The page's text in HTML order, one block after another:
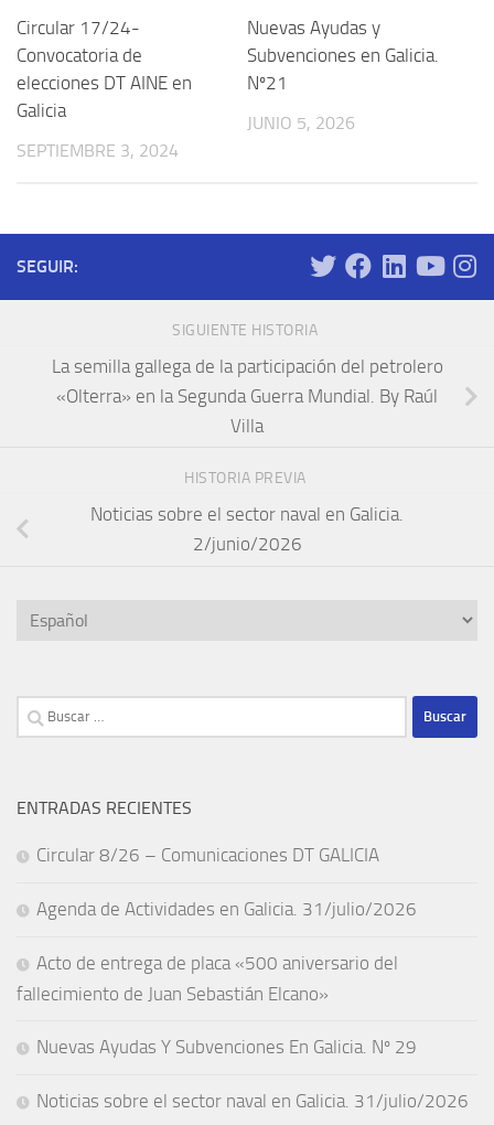
Circular 17/24-
Convocatoria de
elecciones DT AINE en
Galicia
SEPTIEMBRE 3, 2024
Nuevas Ayudas y
Subvenciones en Galicia.
Nº21
JUNIO 5, 2026
SEGUIR:
SIGUIENTE HISTORIA
La semilla gallega de la participación del petrolero
«Olterra» en la Segunda Guerra Mundial. By Raúl
Villa
HISTORIA PREVIA
Noticias sobre el sector naval en Galicia.
2/junio/2026
Elegir
Buscar:
ENTRADAS RECIENTES
Circular 8/26 – Comunicaciones DT GALICIA
Agenda de Actividades en Galicia. 31/julio/2026
Acto de entrega de placa «500 aniversario del
fallecimiento de Juan Sebastián Elcano»
Nuevas Ayudas Y Subvenciones En Galicia. Nº 29
Noticias sobre el sector naval en Galicia. 31/julio/2026